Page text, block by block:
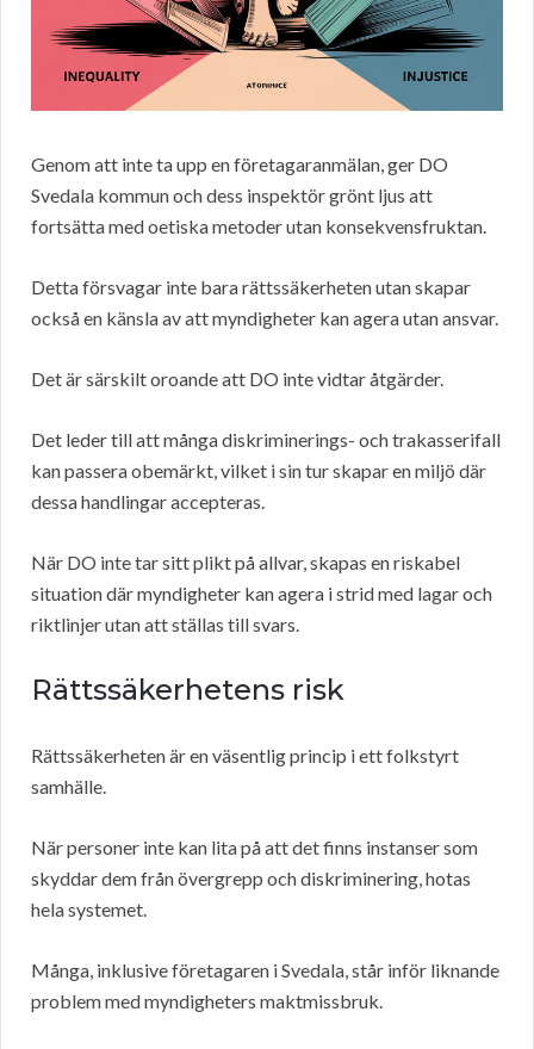
Genom att inte ta upp en företagaranmälan, ger DO
Svedala kommun och dess inspektör grönt ljus att
fortsätta med oetiska metoder utan konsekvensfruktan.
Detta försvagar inte bara rättssäkerheten utan skapar
också en känsla av att myndigheter kan agera utan ansvar.
Det är särskilt oroande att DO inte vidtar åtgärder.
Det leder till att många diskriminerings- och trakasserifall
kan passera obemärkt, vilket i sin tur skapar en miljö där
dessa handlingar accepteras.
När DO inte tar sitt plikt på allvar, skapas en riskabel
situation där myndigheter kan agera i strid med lagar och
riktlinjer utan att ställas till svars.
Rättssäkerhetens risk
Rättssäkerheten är en väsentlig princip i ett folkstyrt
samhälle.
När personer inte kan lita på att det finns instanser som
skyddar dem från övergrepp och diskriminering, hotas
hela systemet.
Många, inklusive företagaren i Svedala, står inför liknande
problem med myndigheters maktmissbruk.